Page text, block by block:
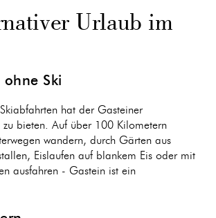
Urlaub im
ohne Ski
hat der Gasteiner
zu bieten. Auf über 100 Kilometern
wandern, durch Gärten aus
Eislaufen auf blankem Eis oder mit
ausfahren - Gastein ist ein